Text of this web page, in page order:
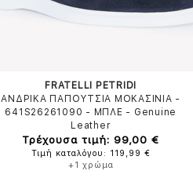
FRATELLI PETRIDI
ΑΝΔΡΙΚΑ ΠΑΠΟΥΤΣΙΑ ΜΟΚΑΣΙΝΙΑ -
641S26261090 - ΜΠΛΕ - Genuine
Leather
Τρέχουσα τιμή: 99,00 €
Τιμή καταλόγου: 119,99 €
+1 χρώμα